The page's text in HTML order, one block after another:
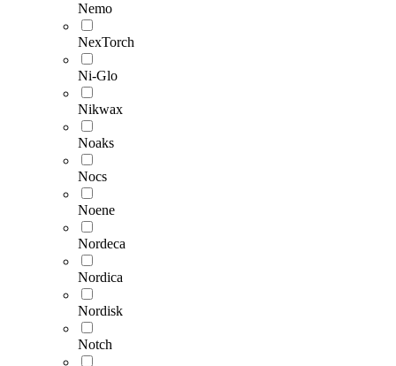
Nemo
NexTorch
Ni-Glo
Nikwax
Noaks
Nocs
Noene
Nordeca
Nordica
Nordisk
Notch